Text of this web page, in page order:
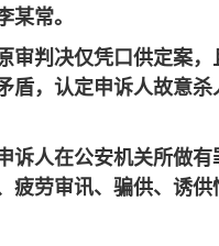
某常。
审判决仅凭口供定案
盾，认定申诉人故意
诉人在公安机关所做
疲劳审讯、骗供、诱